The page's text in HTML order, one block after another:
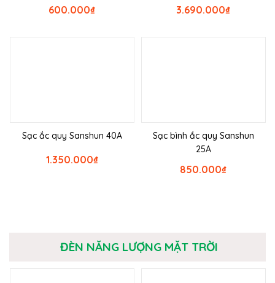
₫
600.000 ₫
3.690.000
Sạc ắc quy Sanshun 40A
₫
1.350.000
Sạc bình ắc quy Sanshun
25A
₫
850.000
ĐÈN NĂNG LƯỢNG MẶT TRỜI